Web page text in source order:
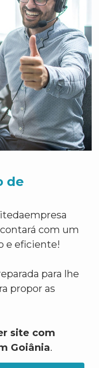
de
com um
e eficiente!
para lhe
propor as
site com
Goiânia.